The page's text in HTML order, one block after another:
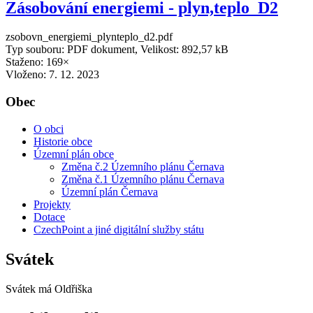
Zásobování energiemi - plyn,teplo_D2
zsobovn_energiemi_plynteplo_d2.pdf
Typ souboru: PDF dokument, Velikost: 892,57 kB
Staženo: 169×
Vloženo: 7. 12. 2023
Obec
O obci
Historie obce
Územní plán obce
Změna č.2 Územního plánu Černava
Změna č.1 Územního plánu Černava
Územní plán Černava
Projekty
Dotace
CzechPoint a jiné digitální služby státu
Svátek
Svátek má Oldřiška